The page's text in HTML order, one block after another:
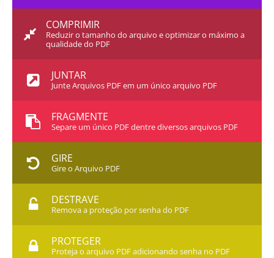
COMPRIMIR
Reduzir o tamanho do arquivo e optimizar o máximo a
qualidade do PDF
JUNTAR
Junte Arquivos PDF em um único arquivo PDF
FRAGMENTE
Separe um único PDF dentre diversos arquivos PDF
GIRE
Gire o Arquivo PDF
DESTRAVE
Remova a proteção por senha do PDF
PROTEGER
Proteja o arquivo PDF adicionando senha no PDF